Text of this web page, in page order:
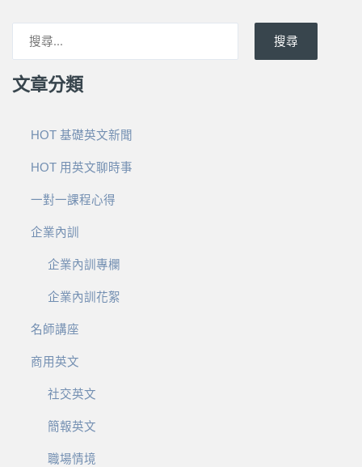
搜尋
文章分類
HOT 基礎英文新聞
HOT 用英文聊時事
一對一課程心得
企業內訓
企業內訓專欄
企業內訓花絮
名師講座
商用英文
社交英文
簡報英文
職場情境